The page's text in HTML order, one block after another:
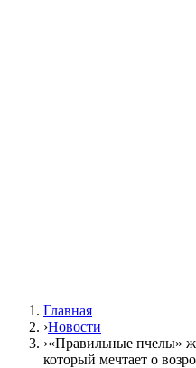
Главная
›Новости
›«Правильные пчелы»
который мечтает о